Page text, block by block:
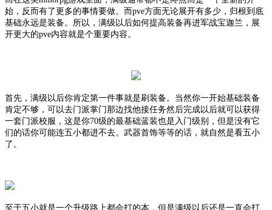
始，反而有了更多的事情要做。而pve方面无论展开有多少，归根到底
基础永远是装备。所以，满级以后如何提高装备再进军战宝迦兰，展
开更大的pve内容就是个重要内容。
首先，满级以后你肯定第一件事就是刷装备。当然你一开始基础装备
肯定不够，可以去门派掌门那边找他接任务然后完成以后就可以获得
一套门派校服，这是你70级的最基础蓝装也是入门级别，但是没有它
们的话你可能连五小都进不去。武器首饰等等的话，就自然是看五小
了。
至于五小就是一个升级路上都会打的本，但是满级以后还是一直会打